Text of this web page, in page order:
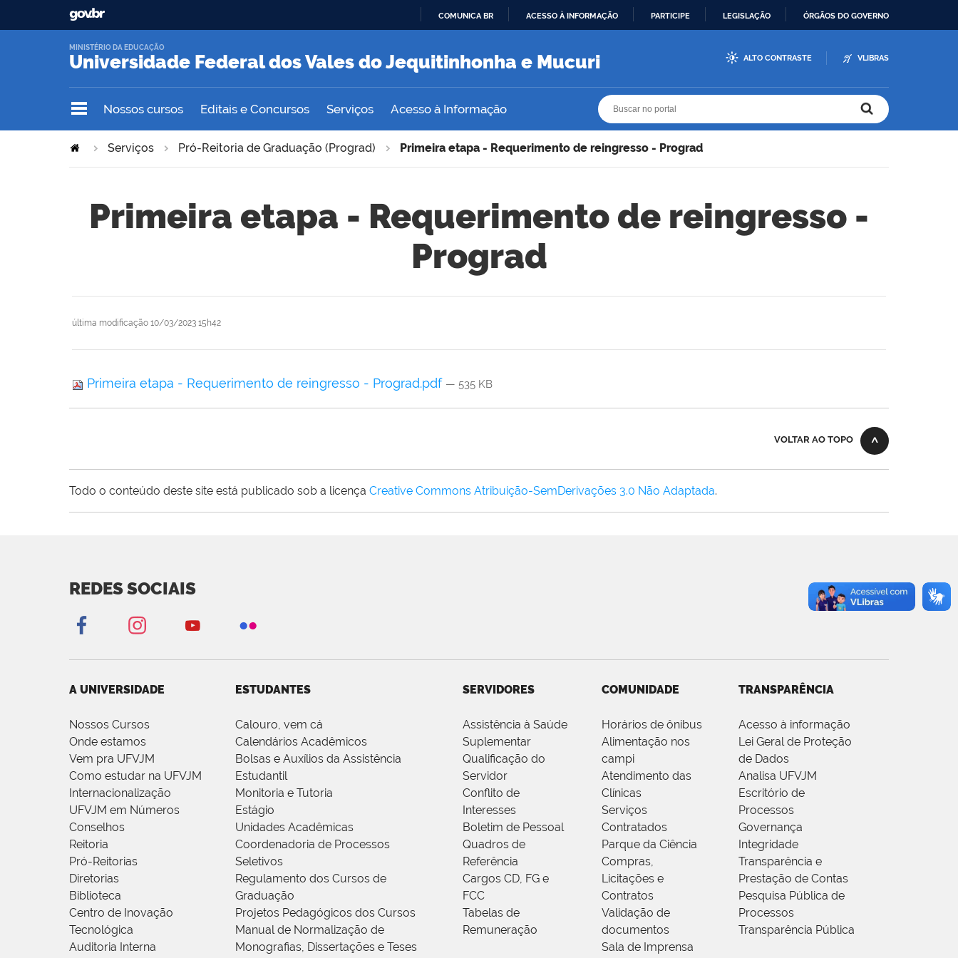
O
COMUNICA BR ACESSO À INFORMAÇÃO PARTICIPE LEGISLAÇÃO ÓRGÃOS DO GOVERNO
Universidade Federal dos Vales do Jequitinhonha e Mucuri
MINISTÉRIO DA EDUCAÇÃO
ALTO CONTRASTE VLIBRAS
Nossos cursos Editais e Concursos Serviços Acesso à Informação
Serviços Pró-Reitoria de Graduação (Prograd) Primeira etapa - Requerimento de reingresso - Prograd
Primeira etapa - Requerimento de reingresso -
Prograd
última modificação 10/03/2023 15h42
Primeira etapa - Requerimento de reingresso - Prograd.pdf — 535 KB
VOLTAR AO TOPO
Todo o conteúdo deste site está publicado sob a licença Creative Commons Atribuição-SemDerivações 3.0 Não Adaptada.
REDES SOCIAIS
A UNIVERSIDADE
Nossos Cursos
Onde estamos
Vem pra UFVJM
Como estudar na UFVJM
Internacionalização
UFVJM em Números
Conselhos
Reitoria
Pró-Reitorias
Diretorias
Biblioteca
Centro de Inovação
Tecnológica
Auditoria Interna
ESTUDANTES
Calouro, vem cá
Calendários Acadêmicos
Bolsas e Auxílios da Assistência
Estudantil
Monitoria e Tutoria
Estágio
Unidades Acadêmicas
Coordenadoria de Processos
Seletivos
Regulamento dos Cursos de
Graduação
Projetos Pedagógicos dos Cursos
Manual de Normalização de
Monografias, Dissertações e Teses
SERVIDORES
Assistência à Saúde
Suplementar
Qualificação do
Servidor
Conflito de
Interesses
Boletim de Pessoal
Quadros de
Referência
Cargos CD, FG e
FCC
Tabelas de
Remuneração
COMUNIDADE
Horários de ônibus
Alimentação nos
campi
Atendimento das
Clínicas
Serviços
Contratados
Parque da Ciência
Compras,
Licitações e
Contratos
Validação de
documentos
Sala de Imprensa
TRANSPARÊNCIA
Acesso à informação
Lei Geral de Proteção
de Dados
Analisa UFVJM
Escritório de
Processos
Governança
Integridade
Transparência e
Prestação de Contas
Pesquisa Pública de
Processos
Transparência Pública